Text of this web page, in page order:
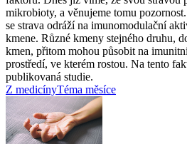
mikrobioty, a věnujeme tomu
se strava odráží na imunomodulační
kmene. Různé kmeny stejného druhu,
kmen, přitom mohou působit na
prostředí, ve kterém rostou. Na tento
publikovaná studie.
Z medicínyTéma měsíce